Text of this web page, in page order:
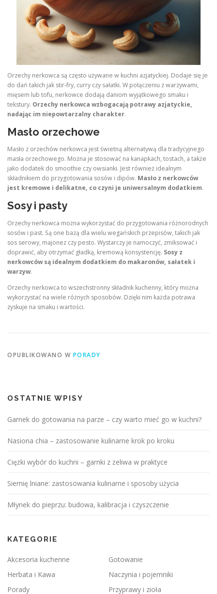
Orzechy nerkowca są często używane w kuchni azjatyckiej. Dodaje się je
do dań takich jak stir-fry, curry czy sałatki. W połączeniu z warzywami,
mięsem lub tofu, nerkowce dodają daniom wyjątkowego smaku i
tekstury. Orzechy nerkowca wzbogacają potrawy azjatyckie,
nadając im niepowtarzalny charakter.
Masło orzechowe
Masło z orzechów nerkowca jest świetną alternatywą dla tradycyjnego
masła orzechowego. Można je stosować na kanapkach, tostach, a także
jako dodatek do smoothie czy owsianki. Jest również idealnym
składnikiem do przygotowania sosów i dipów. Masło z nerkowców
jest kremowe i delikatne, co czyni je uniwersalnym dodatkiem.
Sosy i pasty
Orzechy nerkowca można wykorzystać do przygotowania różnorodnych
sosów i past. Są one bazą dla wielu wegańskich przepisów, takich jak
sos serowy, majonez czy pesto. Wystarczy je namoczyć, zmiksować i
doprawić, aby otrzymać gładką, kremową konsystencję. Sosy z
nerkowców są idealnym dodatkiem do makaronów, sałatek i
warzyw.
Orzechy nerkowca to wszechstronny składnik kuchenny, który można
wykorzystać na wiele różnych sposobów. Dzięki nim każda potrawa
zyskuje na smaku i wartości.
OPUBLIKOWANO W PORADY
OSTATNIE WPISY
Garnek do gotowania na parze – czy warto mieć go w kuchni?
Nasiona chia – zastosowanie kulinarne krok po kroku
Ciężki wybór do kuchni – garnki z żeliwa w praktyce
Siemię lniane: zastosowania kulinarne i sposoby użycia
Młynek do pieprzu: budowa, kalibracja i czyszczenie
KATEGORIE
Akcesoria kuchenne
Gotowanie
Herbata i Kawa
Naczynia i pojemniki
Porady
Przyprawy i zioła